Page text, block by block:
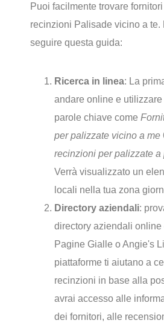
Puoi facilmente trovare
recinzioni Palisade vicino a te.
seguire questa guida:
Ricerca in linea: La
andare online e
parole chiave come
per palizzate vicino a me
recinzioni per palizzate a
Verrà visualizzato un
locali nella tua zona
Directory aziendali:
directory aziendali online
Pagine Gialle o Angie's
piattaforme ti aiutano a
recinzioni in base alla
avrai accesso alle
dei fornitori, alle